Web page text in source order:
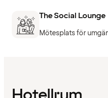
The Social Lounge
Mötesplats för